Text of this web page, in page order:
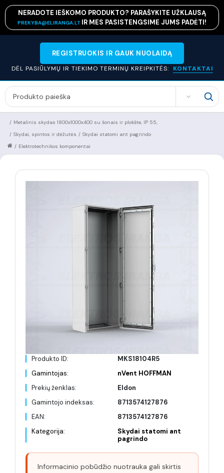
NERADOTE IEŠKOMO PRODUKTO? PARAŠYKITE UŽKLAUSĄ
PREKYBA@ELIRANGA.LT IR MES PASISTENGSIME JUMS PADĖTI!
REGISTRUOKIS IR GAUK NUOLAIDĄ
DĖL PASIŪLYMŲ IR TIEKIMO TERMINŲ KREIPKITĖS: KONTAKTAI
SEARCH
Metalinis skydas 1800x1000x400 su šonais ir plokšte, IP 55,
/
Skydai statomi ant pagrindo
/
Skydai, spintos ir dėžutės
/
Elektrotechnikos komponentai
/
Produkto ID:
MKS18104R5
Gamintojas:
nVent HOFFMAN
Prekių ženklas:
Eldon
Gamintojo indeksas:
8713574127876
EAN:
8713574127876
Kategorija:
Skydai statomi ant
pagrindo
Informacinio pobūdžio nuotrauka gali skirtis